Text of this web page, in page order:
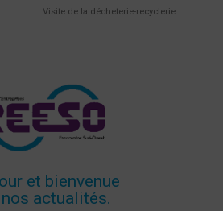
Visite de la décheterie-recyclerie EcoNord
et bienvenue
actualités.